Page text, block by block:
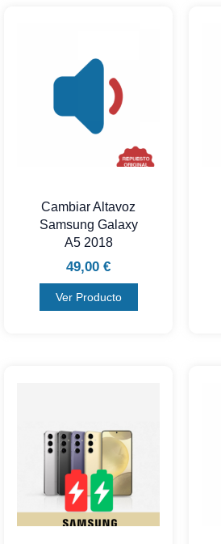
Cambiar Altavoz
Samsung Galaxy
A5 2018
49,00 €
Ver Producto